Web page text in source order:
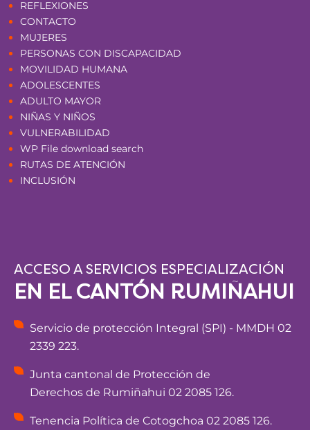
REFLEXIONES
CONTACTO
MUJERES
PERSONAS CON DISCAPACIDAD
MOVILIDAD HUMANA
ADOLESCENTES
ADULTO MAYOR
NIÑAS Y NIÑOS
VULNERABILIDAD
WP File download search
RUTAS DE ATENCIÓN
INCLUSIÓN
ACCESO A SERVICIOS ESPECIALIZACIÓN
EN EL CANTÓN RUMIÑAHUI
Servicio de protección Integral (SPI) - MMDH 02
2339 223.
Junta cantonal de Protección de
Derechos de Rumiñahui 02 2085 126.
Tenencia Política de Cotogchoa 02 2085 126.